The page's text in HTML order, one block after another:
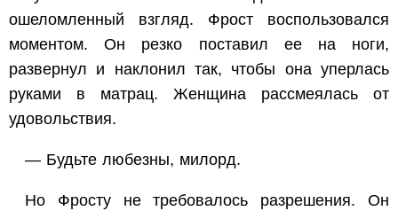
ошеломленный взгляд. Фрост воспользовался
моментом. Он резко поставил ее на ноги,
развернул и наклонил так, чтобы она уперлась
руками в матрац. Женщина рассмеялась от
удовольствия.
— Будьте любезны, милорд.
Но Фросту не требовалось разрешения. Он